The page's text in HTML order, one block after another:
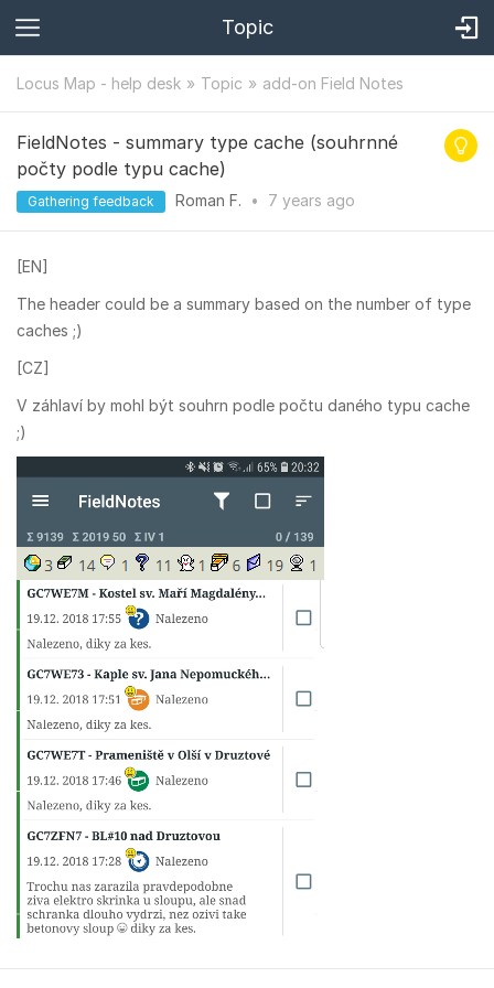
Topic
Locus Map - help desk Topic add-on Field Notes
FieldNotes - summary type cache (souhrnné
počty podle typu cache)
Gathering feedback Roman F. • 7 years ago
[EN]
The header could be a summary based on the number of type
caches ;)
[CZ]
V záhlaví by mohl být souhrn podle počtu daného typu cache
;)